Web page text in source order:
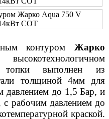
контуром Жарко
топки выполнен из
толщиной 4мм для
давлением до 1,5 Бар, и
рабочим давлением до
краской.